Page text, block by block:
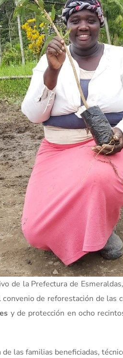
de la Prefectura de
de reforestación de las
y de protección en ocho
las familias beneficiadas,